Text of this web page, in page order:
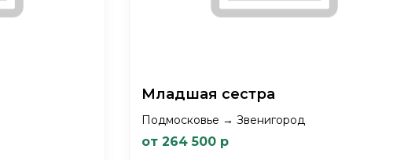
Младшая сестра
Подмосковье → Звенигород
от 264 500 р